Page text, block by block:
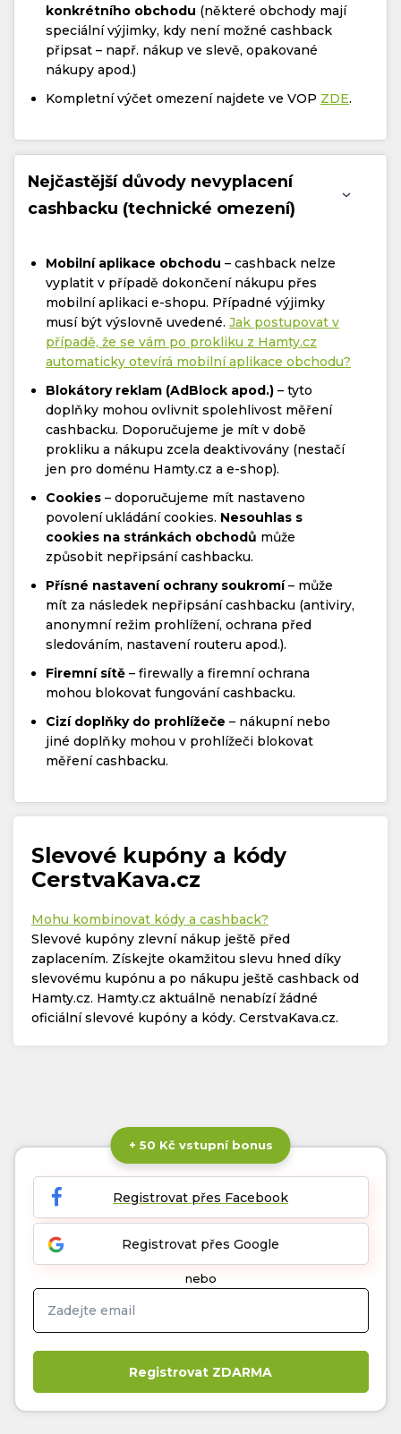
konkrétního obchodu (některé obchody mají
speciální výjimky, kdy není možné cashback
připsat – např. nákup ve slevě, opakované
nákupy apod.)
Kompletní výčet omezení najdete ve VOP ZDE.
Nejčastější důvody nevyplacení
cashbacku (technické omezení)
Mobilní aplikace obchodu – cashback nelze
vyplatit v případě dokončení nákupu přes
mobilní aplikaci e-shopu. Případné výjimky
musí být výslovně uvedené. Jak postupovat v
případě, že se vám po prokliku z Hamty.cz
automaticky otevírá mobilní aplikace obchodu?
Blokátory reklam (AdBlock apod.) – tyto
doplňky mohou ovlivnit spolehlivost měření
cashbacku. Doporučujeme je mít v době
prokliku a nákupu zcela deaktivovány (nestačí
jen pro doménu Hamty.cz a e-shop).
Cookies – doporučujeme mít nastaveno
povolení ukládání cookies. Nesouhlas s
cookies na stránkách obchodů může
způsobit nepřipsání cashbacku.
Přísné nastavení ochrany soukromí– může
mít za následek nepřipsání cashbacku (antiviry,
anonymní režim prohlížení, ochrana před
sledováním, nastavení routeru apod.).
Firemní sítě – firewally a firemní ochrana
mohou blokovat fungování cashbacku.
Cizí doplňky do prohlížeče – nákupní nebo
jiné doplňky mohou v prohlížeči blokovat
měření cashbacku.
Slevové kupóny a kódy
CerstvaKava.cz
Mohu kombinovat kódy a cashback?
Slevové kupóny zlevní nákup ještě před
zaplacením. Získejte okamžitou slevu hned díky
slevovému kupónu a po nákupu ještě cashback od
Hamty.cz. Hamty.cz aktuálně nenabízí žádné
oficiální slevové kupóny a kódy. CerstvaKava.cz.
+ 50 Kč vstupní bonus
Registrovat přes Facebook
Registrovat přes Google
nebo